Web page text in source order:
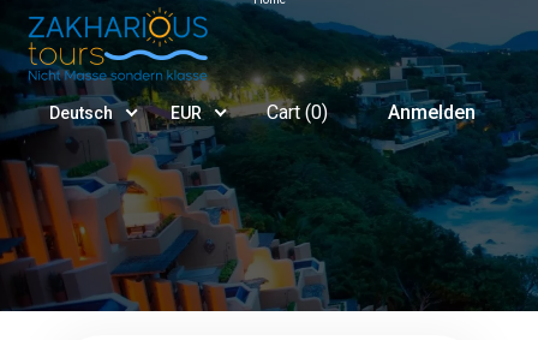
Deutsch EUR Cart (0) Anmelden